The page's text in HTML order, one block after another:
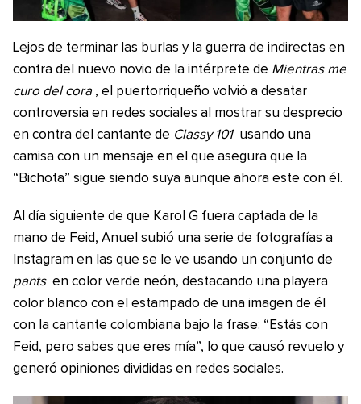
Lejos de terminar las burlas y la guerra de indirectas en
contra del nuevo novio de la intérprete de Mientras me
curo del cora , el puertorriqueño volvió a desatar
controversia en redes sociales al mostrar su desprecio
en contra del cantante de Classy 101 usando una
camisa con un mensaje en el que asegura que la
“Bichota” sigue siendo suya aunque ahora este con él.
Al día siguiente de que Karol G fuera captada de la
mano de Feid, Anuel subió una serie de fotografías a
Instagram en las que se le ve usando un conjunto de
pants en color verde neón, destacando una playera
color blanco con el estampado de una imagen de él
con la cantante colombiana bajo la frase: “Estás con
Feid, pero sabes que eres mía”, lo que causó revuelo y
generó opiniones divididas en redes sociales.